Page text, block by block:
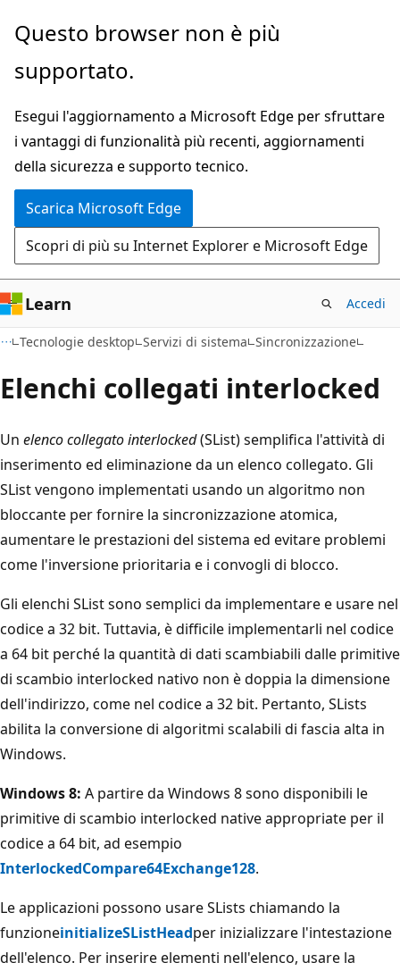
Ignora
passa
contenuto
principale
Questo browser non è più
supportato.
Esegui l'aggiornamento a Microsoft Edge per sfruttare
i vantaggi di funzionalità più recenti, aggiornamenti
della sicurezza e supporto tecnico.
Scarica Microsoft Edge
Scopri di più su Internet Explorer e Microsoft Edge
Learn Accedi
Tecnologie desktop Servizi di sistema Sincronizzazione
Elenchi collegati interlocked
Un elenco collegato interlocked(SList) semplifica l'attività di
inserimento ed eliminazione da un elenco collegato. Gli
SList vengono implementati usando un algoritmo non
bloccante per fornire la sincronizzazione atomica,
aumentare le prestazioni del sistema ed evitare problemi
come l'inversione prioritaria e i convogli di blocco.
Gli elenchi SList sono semplici da implementare e usare nel
codice a 32 bit. Tuttavia, è difficile implementarli nel codice
a 64 bit perché la quantità di dati scambiabili dalle primitive
di scambio interlocked nativo non è doppia la dimensione
dell'indirizzo, come nel codice a 32 bit. Pertanto, SLists
abilita la conversione di algoritmi scalabili di fascia alta in
Windows.
Windows 8: A partire da Windows 8 sono disponibili le
primitive di scambio interlocked native appropriate per il
codice a 64 bit, ad esempio
InterlockedCompare64Exchange128.
Le applicazioni possono usare SLists chiamando la
funzioneinitializeSListHeadper inizializzare l'intestazione
dell'elenco. Per inserire elementi nell'elenco, usare la